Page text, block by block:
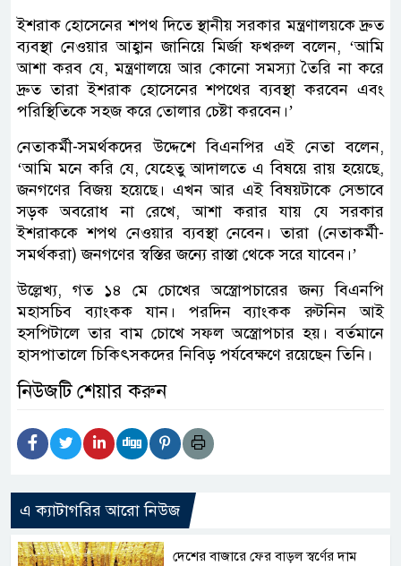
ইশরাক হোসেনের শপথ দিতে স্থানীয় সরকার মন্ত্রণালয়কে দ্রুত
ব্যবস্থা নেওয়ার আহ্বান জানিয়ে মির্জা ফখরুল বলেন, ‘আমি
আশা করব যে, মন্ত্রণালয়ে আর কোনো সমস্যা তৈরি না করে
দ্রুত তারা ইশরাক হোসেনের শপথের ব্যবস্থা করবেন এবং
পরিস্থিতিকে সহজ করে তোলার চেষ্টা করবেন।’
নেতাকর্মী-সমর্থকদের উদ্দেশে বিএনপির এই নেতা বলেন,
‘আমি মনে করি যে, যেহেতু আদালতে এ বিষয়ে রায় হয়েছে,
জনগণের বিজয় হয়েছে। এখন আর এই বিষয়টাকে সেভাবে
সড়ক অবরোধ না রেখে, আশা করার যায় যে সরকার
ইশরাককে শপথ নেওয়ার ব্যবস্থা নেবেন। তারা (নেতাকর্মী-
সমর্থকরা) জনগণের স্বস্তির জন্যে রাস্তা থেকে সরে যাবেন।’
উল্লেখ্য, গত ১৪ মে চোখের অস্ত্রোপচারের জন্য বিএনপি
মহাসচিব ব্যাংকক যান। পরদিন ব্যাংকক রুটনিন আই
হসপিটালে তার বাম চোখে সফল অস্ত্রোপচার হয়। বর্তমানে
হাসপাতালে চিকিৎসকদের নিবিড় পর্যবেক্ষণে রয়েছেন তিনি।
নিউজটি শেয়ার করুন
এ ক্যাটাগরির আরো নিউজ
দেশের বাজারে ফের বাড়ল স্বর্ণের দাম